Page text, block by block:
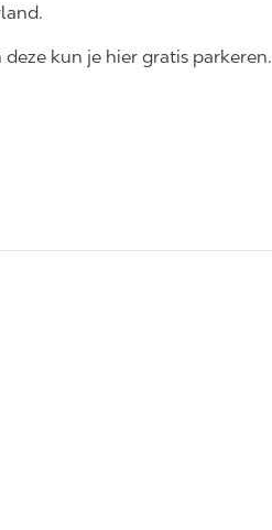
kun je hier gratis parkeren.